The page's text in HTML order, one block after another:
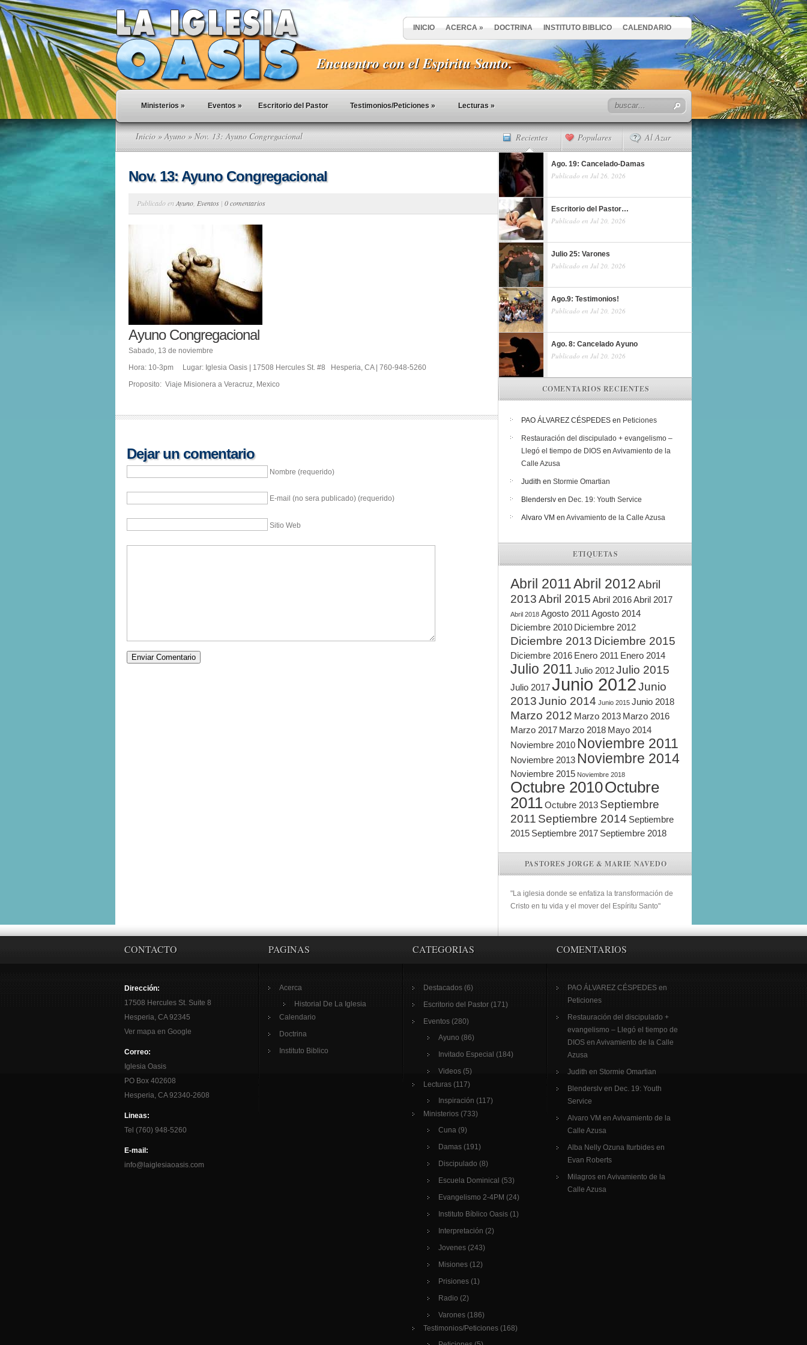
INICIO ACERCA » DOCTRINA INSTITUTO BIBLICO CALENDARIO
Encuentro con el Espiritu Santo.
Ministerios » Eventos » Escritorio del Pastor Testimonios/Peticiones » Lecturas »
Inicio »Ayuno » Nov. 13: Ayuno Congregacional
Nov. 13: Ayuno Congregacional
Publicado en Ayuno Eventos | 0 comentarios
Ayuno Congregacional
Sabado, 13 de noviembre
Hora: 10-3pm Lugar: Iglesia Oasis | 17508 Hercules St. #8 Hesperia, CA | 760-948-5260
Proposito: Viaje Misionera a Veracruz, Mexico
Dejar un comentario
Nombre (requerido)
E-mail (no sera publicado) (requerido)
Sitio Web
Recientes Populares Al Azar
Ago. 19: Cancelado-Damas
Publicado en Jul 26, 2026
Escritorio del Pastor…
Publicado en Jul 20, 2026
Julio 25: Varones
Publicado en Jul 20, 2026
Ago.9: Testimonios!
Publicado en Jul 20, 2026
Ago. 8: Cancelado Ayuno
Publicado en Jul 20, 2026
COMENTARIOS RECIENTES
PAO ÁLVAREZ CÉSPEDES en Peticiones
Restauración del discipulado + evangelismo –
Llegó el tiempo de DIOS en Avivamiento de la
Calle Azusa
Judith en Stormie Omartian
Blenderslv en Dec. 19: Youth Service
Alvaro VM en Avivamiento de la Calle Azusa
ETIQUETAS
Abril 2011Abril 2012Abril
2013Abril 2015 Abril 2016Abril 2017
Abril 2018 Agosto 2011 Agosto 2014
Diciembre 2010 Diciembre 2012
Diciembre 2013 Diciembre 2015
Diciembre 2016 Enero 2011 Enero 2014
Julio 2011 Julio 2012Julio 2015
Julio 2017Junio 2012Junio
2013Junio 2014 Junio 2015 Junio 2018
Marzo 2012 Marzo 2013 Marzo 2016
Marzo 2017 Marzo 2018 Mayo 2014
Noviembre 2010 Noviembre 2011
Noviembre 2013 Noviembre 2014
Noviembre 2015 Noviembre 2018
Octubre 2010Octubre
2011Octubre 2013 Septiembre
2011 Septiembre 2014 Septiembre
2015 Septiembre 2017 Septiembre 2018
PASTORES JORGE & MARIE NAVEDO
"La iglesia donde se enfatiza la transformación de
Cristo en tu vida y el mover del Espíritu Santo"
CONTACTO
Dirección:
17508 Hercules St. Suite 8
Hesperia, CA 92345
Ver mapa en Google
Correo:
Iglesia Oasis
PO Box 402608
Hesperia, CA 92340-2608
Lineas:
Tel (760) 948-5260
E-mail:
info@laiglesiaoasis.com
PAGINAS
Acerca
Historial De La Iglesia
Calendario
Doctrina
Instituto Biblico
CATEGORIAS
Destacados (6)
Escritorio del Pastor (171)
Eventos (280)
Ayuno (86)
Invitado Especial (184)
Videos (5)
Lecturas (117)
Inspiración (117)
Ministerios (733)
Cuna (9)
Damas (191)
Discipulado (8)
Escuela Dominical (53)
Evangelismo 2-4PM (24)
Instituto Bíblico Oasis (1)
Interpretación (2)
Jovenes (243)
Misiones (12)
Prisiones (1)
Radio (2)
Varones (186)
Testimonios/Peticiones (168)
COMENTARIOS
PAO ÁLVAREZ CÉSPEDES en
Peticiones
Restauración del discipulado +
evangelismo – Llegó el tiempo de
DIOS en Avivamiento de la Calle
Azusa
Judith en Stormie Omartian
Blenderslv en Dec. 19: Youth
Service
Alvaro VM en Avivamiento de la
Calle Azusa
Alba Nelly Ozuna Iturbides en
Evan Roberts
Milagros en Avivamiento de la
Calle Azusa